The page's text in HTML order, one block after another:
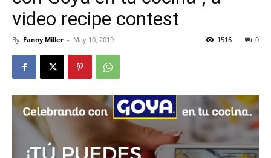
video recipe contest
By Fanny Miller - May 10, 2019 0
1516